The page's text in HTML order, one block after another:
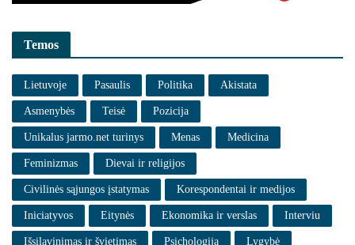
Temos
Lietuvoje Pasaulis Politika Akistata
Asmenybės Teisė Pozicija
Unikalus jarmo.net turinys Menas Medicina
Feminizmas Dievai ir religijos
Civilinės sąjungos įstatymas Korespondentai ir medijos
Iniciatyvos Eitynės Ekonomika ir verslas Interviu
Išsilavinimas ir švietimas Psichologija Lygybė